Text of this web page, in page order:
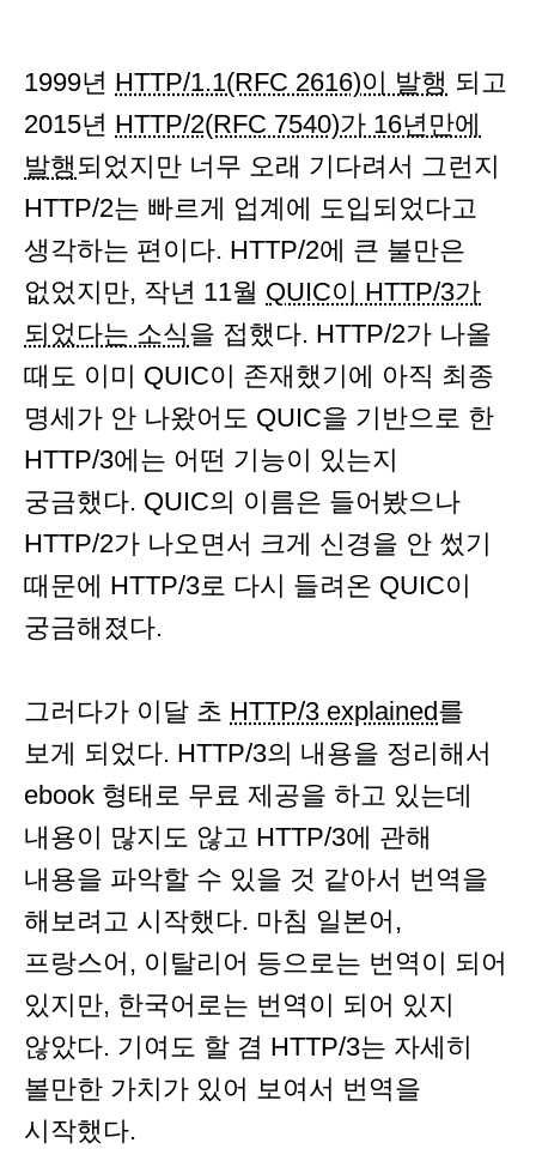
1999년 HTTP/1.1(RFC 2616)이 발행 되고
2015년 HTTP/2(RFC 7540)가 16년만에
발행 되었지만 너무 오래 기다려서 그런지
HTTP/2는 빠르게 업계에 도입되었다고
생각하는 편이다. HTTP/2에 큰 불만은
없었지만, 작년 11월 QUIC이 HTTP/3가
되었다는 소식을 접했다. HTTP/2가 나올
때도 이미 QUIC이 존재했기에 아직 최종
명세가 안 나왔어도 QUIC을 기반으로 한
HTTP/3에는 어떤 기능이 있는지
궁금했다. QUIC의 이름은 들어봤으나
HTTP/2가 나오면서 크게 신경을 안 썼기
때문에 HTTP/3로 다시 들려온 QUIC이
궁금해졌다.
그러다가 이달 초 HTTP/3 explained를
보게 되었다. HTTP/3의 내용을 정리해서
ebook 형태로 무료 제공을 하고 있는데
내용이 많지도 않고 HTTP/3에 관해
내용을 파악할 수 있을 것 같아서 번역을
해보려고 시작했다. 마침 일본어,
프랑스어, 이탈리어 등으로는 번역이 되어
있지만, 한국어로는 번역이 되어 있지
않았다. 기여도 할 겸 HTTP/3는 자세히
볼만한 가치가 있어 보여서 번역을
시작했다.